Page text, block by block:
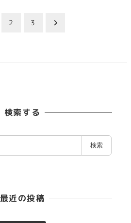
2 3
検索する
検索
最近の投稿